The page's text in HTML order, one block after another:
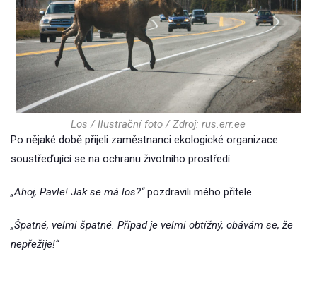
Los / Ilustrační foto / Zdroj: rus.err.ee
Po nějaké době přijeli zaměstnanci ekologické organizace
soustřeďující se na ochranu životního prostředí.
„Ahoj, Pavle! Jak se má los?“pozdravili mého přítele.
„Špatné, velmi špatné. Případ je velmi obtížný, obávám se, že
nepřežije!“